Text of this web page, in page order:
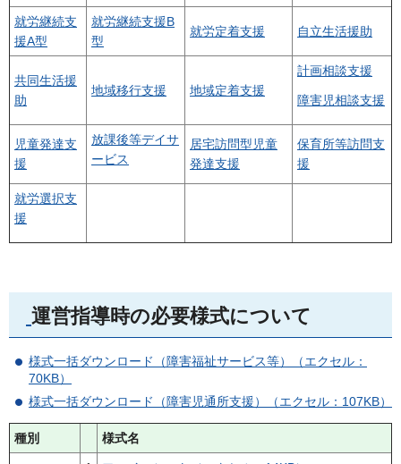
就労継続支
援A型
就労継続支援B
型
就労定着支援 自立生活援助
共同生活援
助
地域移行支援 地域定着支援
計画相談支援
障害児相談支援
児童発達支
援
放課後等デイサ
ービス
居宅訪問型児童
発達支援
保育所等訪問支
援
就労選択支
援
運営指導時の必要様式について
様式一括ダウンロード（障害福祉サービス等）（エクセル：
70KB）
様式一括ダウンロード（障害児通所支援）（エクセル：107KB）
種別 様式名